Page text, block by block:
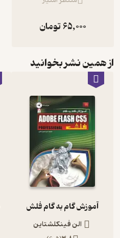
65,000تومان
از همین نشر بخوانید
آموزش گام به گام فلش
الن فینکلشتاین